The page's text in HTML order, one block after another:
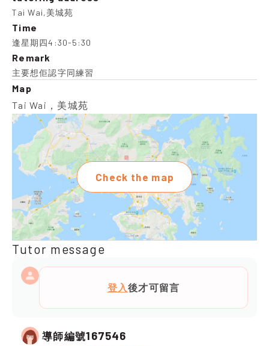
Tai Wai,美城苑
Time
逢星期四4:30-5:30
Remark
主要想佢認字同練習
Map
Tai Wai，美城苑
Check the map
Tutor message
登入後才可留言
導師編號167546